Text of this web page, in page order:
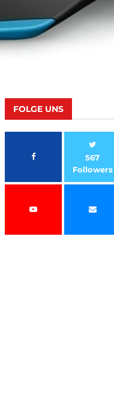
FOLGE UNS
567
Followers